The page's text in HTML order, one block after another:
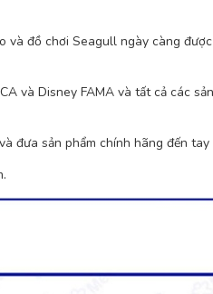
đồ chơi Seagull ngày càng
và Disney FAMA và tất cả các
đưa sản phẩm chính hãng đến tay